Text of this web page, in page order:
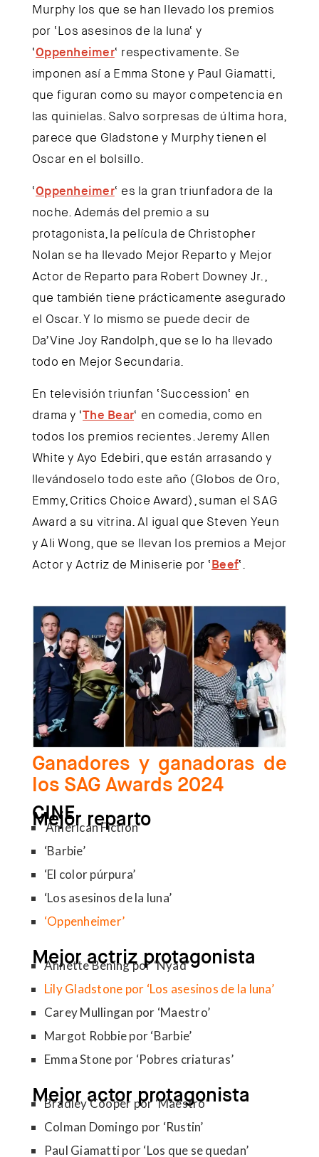
Murphy los que se han llevado los premios
por ‘Los asesinos de la luna‘ y
‘Oppenheimer‘ respectivamente. Se
imponen así a Emma Stone y Paul Giamatti,
que figuran como su mayor competencia en
las quinielas. Salvo sorpresas de última hora,
parece que Gladstone y Murphy tienen el
Oscar en el bolsillo.
‘Oppenheimer‘ es la gran triunfadora de la
noche. Además del premio a su
protagonista, la película de Christopher
Nolan se ha llevado Mejor Reparto y Mejor
Actor de Reparto para Robert Downey Jr.,
que también tiene prácticamente asegurado
el Oscar. Y lo mismo se puede decir de
Da’Vine Joy Randolph, que se lo ha llevado
todo en Mejor Secundaria.
En televisión triunfan ‘Succession‘ en
drama y ‘The Bear‘ en comedia, como en
todos los premios recientes.Jeremy Allen
White y Ayo Edebiri, que están arrasando y
llevándoselo todo este año (Globos de Oro,
Emmy, Critics Choice Award), suman el SAG
Award a su vitrina. Al igual que Steven Yeun
yAli Wong, que se llevan los premios a Mejor
Actor y Actriz de Miniserie por ‘Beef‘.
Ganadores y ganadoras de
los SAG Awards 2024
CINE
Mejor reparto
‘American Fiction’
‘Barbie’
‘El color púrpura’
‘Los asesinos de la luna’
‘Oppenheimer’
Mejor actriz protagonista
Annette Bening por ‘Nyad’
Lily Gladstone por ‘Los asesinos de la luna’
Carey Mullingan por ‘Maestro’
Margot Robbie por ‘Barbie’
Emma Stone por ‘Pobres criaturas’
Mejor actor protagonista
Bradley Cooper por ‘Maestro’
Colman Domingo por ‘Rustin’
Paul Giamatti por ‘Los que se quedan’